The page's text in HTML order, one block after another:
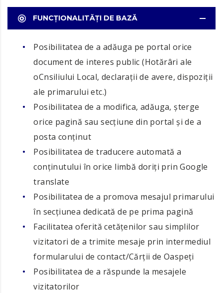
FUNCȚIONALITĂȚI DE BAZĂ
Posibilitatea de a adăuga pe portal orice
document de interes public (Hotărâri ale
oCnsiliului Local, declaraţii de avere, dispoziţii
ale primarului etc.)
Posibilitatea de a modifica, adăuga, şterge
orice pagină sau secțiune din portal și de a
posta conținut
Posibilitatea de traducere automată a
conținutului în orice limbă doriți prin Google
translate
Posibilitatea de a promova mesajul primarului
în secţiunea dedicată de pe prima pagină
Facilitatea oferită cetăţenilor sau simplilor
vizitatori de a trimite mesaje prin intermediul
formularului de contact/Cărții de Oaspeți
Posibilitatea de a răspunde la mesajele
vizitatorilor